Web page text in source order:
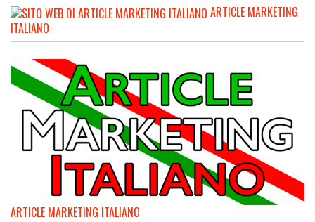
ARTICLE MARKETING
ITALIANO
ARTICLE MARKETING ITALIANO